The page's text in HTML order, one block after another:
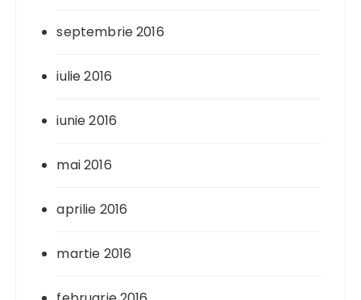
septembrie 2016
iulie 2016
iunie 2016
mai 2016
aprilie 2016
martie 2016